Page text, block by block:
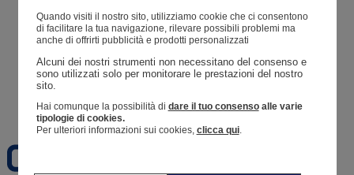
Resoconto di un ordine
Preferiti
Quando visiti il ​​nostro sito, utilizziamo cookie che ci consentono
di facilitare la tua navigazione, rilevare possibili problemi ma
anche di offrirti pubblicità e prodotti personalizzati
Alcuni dei nostri strumenti non necessitano del consenso e
sono utilizzati solo per monitorare le prestazioni del nostro
sito.
Hai comunque la possibilità di dare il tuo consensoalle varie
tipologie di cookies.
Per ulteriori informazioni sui cookies, clicca qui.